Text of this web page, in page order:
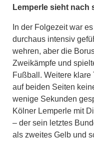
Lemperle sieht nach
In der Folgezeit war
durchaus intensiv
wehren, aber die
Zweikämpfe und
Fußball. Weitere klare
auf beiden Seiten
wenige Sekunden
Kölner Lemperle mit
– der sein letztes
als zweites Gelb und